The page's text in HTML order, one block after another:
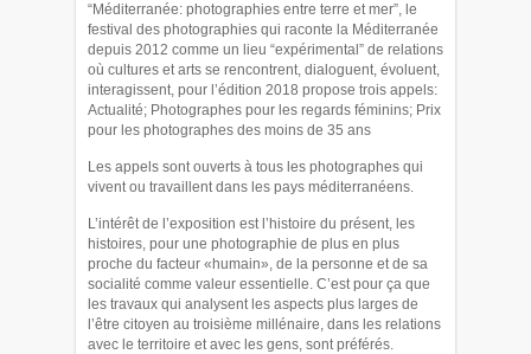
“Méditerranée: photographies entre terre et mer”, le
festival des photographies qui raconte la Méditerranée
depuis 2012 comme un lieu “expérimental” de relations
où cultures et arts se rencontrent, dialoguent, évoluent,
interagissent, pour l’édition 2018 propose trois appels:
Actualité; Photographes pour les regards féminins; Prix
pour les photographes des moins de 35 ans
Les appels sont ouverts à tous les photographes qui
vivent ou travaillent dans les pays méditerranéens.
L’intérêt de l’exposition est l’histoire du présent, les
histoires, pour une photographie de plus en plus
proche du facteur «humain», de la personne et de sa
socialité comme valeur essentielle. C’est pour ça que
les travaux qui analysent les aspects plus larges de
l’être citoyen au troisième millénaire, dans les relations
avec le territoire et avec les gens, sont préférés.